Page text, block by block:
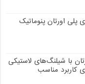
پلی اورتان پنوماتیک
با شیلنگ‌های لاستیکی
کاربرد مناسب